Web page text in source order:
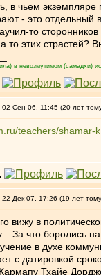
в чьем экземпляре
- это отдельный
то
то этих страстей?
в невозмутимом (самадхи)
Сен 06, 11:45 (20 лет
teachers/shamar-
Дек 07, 17:26 (19 лет
вижу в
За что боролись
в духе
с датировкой
Тхайе